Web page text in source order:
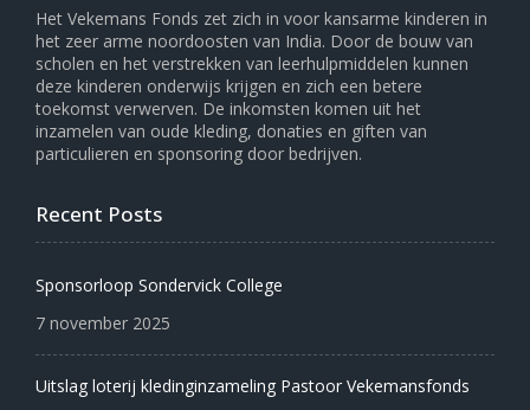
Het Vekemans Fonds zet zich in voor kansarme kinderen in
het zeer arme noordoosten van India. Door de bouw van
scholen en het verstrekken van leerhulpmiddelen kunnen
deze kinderen onderwijs krijgen en zich een betere
toekomst verwerven. De inkomsten komen uit het
inzamelen van oude kleding, donaties en giften van
particulieren en sponsoring door bedrijven.
Recent Posts
Sponsorloop Sondervick College
7 november 2025
Uitslag loterij kledinginzameling Pastoor Vekemansfonds